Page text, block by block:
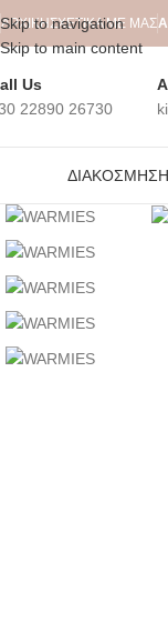
Skip to navigation
Skip to main content
ΑΡΧΙΚΉΣΧΕΤΙΚΆ ΜΕ ΜΑΣ
Us
22890 26730